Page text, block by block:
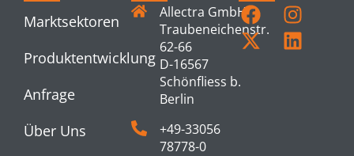
Marktsektoren
Produktentwicklung
Anfrage
Über Uns
Allectra GmbH
Traubeneichenstr.
62-66
D-16567
Schönfliess b.
Berlin
+49-33056
78778-0